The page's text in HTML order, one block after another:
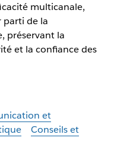
multicanale,
parti de la
préservant la
et la confiance des
et
Conseils et